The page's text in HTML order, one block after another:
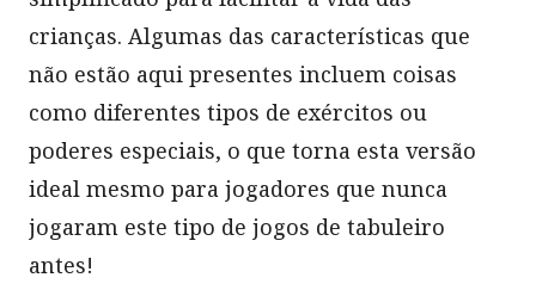
crianças. Algumas das características que
não estão aqui presentes incluem coisas
como diferentes tipos de exércitos ou
poderes especiais, o que torna esta versão
ideal mesmo para jogadores que nunca
jogaram este tipo de jogos de tabuleiro
antes!